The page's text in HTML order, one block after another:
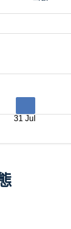
31 Jul